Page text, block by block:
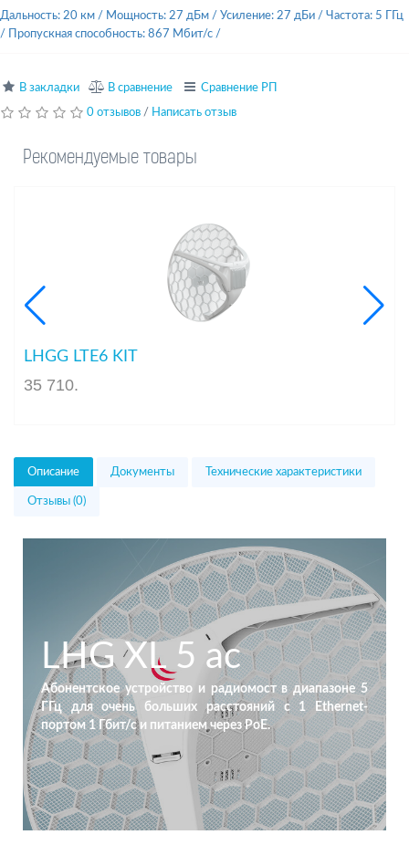
Дальность: 20 км / Мощность: 27 дБм / Усиление: 27 дБи / Частота: 5 ГГц
/
Пропускная способность: 867 Мбит/с /
В закладки В сравнение Сравнение РП
0 отзывов / Написать отзыв
Рекомендуемые товары
LHGG LTE6 KIT
35 710.
Описание Документы Технические характеристики
Отзывы (0)
LHG XL 5 ac
Абонентское устройство и радиомост в диапазоне 5
ГГц для очень больших расстояний с 1 Ethernet-
портом 1 Гбит/с и питанием через PoE.